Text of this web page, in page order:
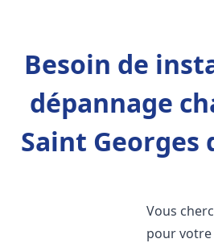
Besoin de
dépannage
Saint Georges
Vous
pour votre